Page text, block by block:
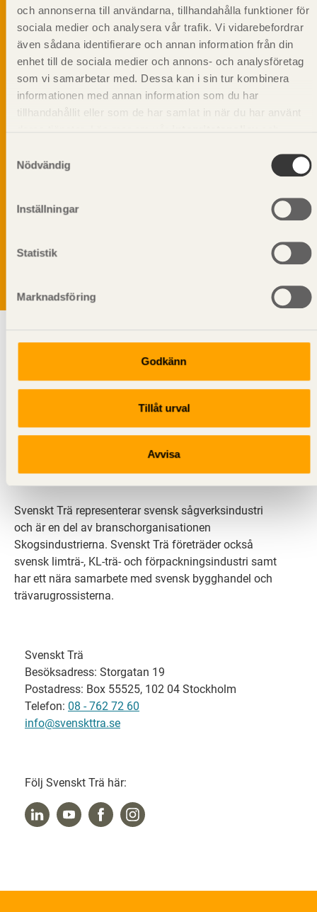
och annonserna till användarna, tillhandahålla funktioner för
sociala medier och analysera vår trafik. Vi vidarebefordrar
även sådana identifierare och annan information från din
enhet till de sociala medier och annons- och analysföretag
som vi samarbetar med. Dessa kan i sin tur kombinera
informationen med annan information som du har
tillhandahållit eller som de har samlat in när du har använt
Nödvändig
Inställningar
Statistik
Marknadsföring
Godkänn
Tillåt urval
Avvisa
Vi värnar om personlig integritet vilket innebär att dina
Läs vår
Svenskt Trä sprider kunskap om trä, träprodukter och
en livskraftig sågverksnäring. Det gör vi genom att
inspirera, utbilda och driva teknisk utveckling.
Svenskt Trä representerar svensk sågverksindustri
och är en del av branschorganisationen
Skogsindustrierna. Svenskt Trä företräder också
svensk limträ-, KL-trä- och förpackningsindustri samt
har ett nära samarbete med svensk bygghandel och
trävarugrossisterna.
Svenskt Trä
Besöksadress: Storgatan 19
Postadress: Box 55525, 102 04 Stockholm
Telefon: 08 - 762 72 60
info@svenskttra.se
Följ Svenskt Trä här: